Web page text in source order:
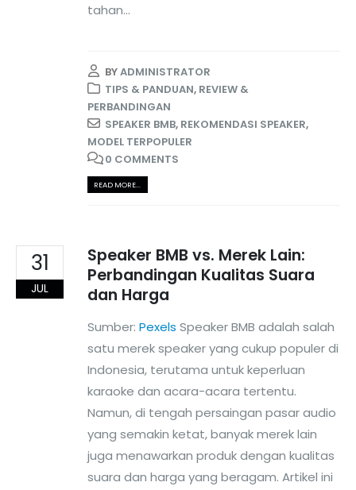
tahan...
BYADMINISTRATOR
TIPS & PANDUAN, REVIEW &
PERBANDINGAN
SPEAKER BMB, REKOMENDASI SPEAKER,
MODEL TERPOPULER
0 COMMENTS
READ MORE...
31
JUL
Speaker BMB vs. Merek Lain:
Perbandingan Kualitas Suara
dan Harga
Sumber: Pexels Speaker BMB adalah salah
satu merek speaker yang cukup populer di
Indonesia, terutama untuk keperluan
karaoke dan acara-acara tertentu.
Namun, di tengah persaingan pasar audio
yang semakin ketat, banyak merek lain
juga menawarkan produk dengan kualitas
suara dan harga yang beragam. Artikel ini